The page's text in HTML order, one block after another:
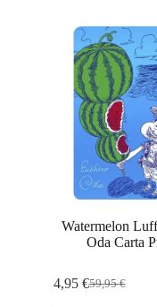
Watermelon
Oda Carta
59,95€
El
44,95 €El